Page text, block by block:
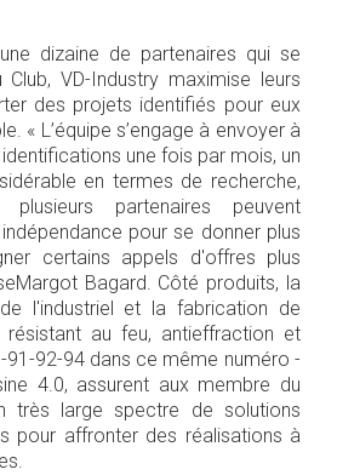
dizaine de partenaires qui se
VD-Industry maximise leurs
des projets identifiés pour eux
« L’équipe s’engage à envoyer à
une fois par mois, un
en termes de recherche,
plusieurs partenaires peuvent
pour se donner plus
certains appels d'offres plus
Bagard. Côté produits, la
l'industriel et la fabrication de
résistant au feu, antieffraction et
91-92-94 dans ce même numéro -
4.0, assurent aux membre du
très large spectre de solutions
pour affronter des réalisations à